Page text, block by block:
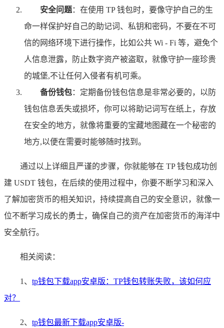
安全问题：在使用 TP 钱包时，要像守护自己的生
命一样保护好自己的助记词、私钥和密码，不要在不可
信的网络环境下进行操作，比如公共 Wi - Fi 等，避免个
人信息泄露，防止数字资产被盗取，就像守护一座珍贵
的城堡,不让任何入侵者有机可乘。
备份钱包：定期备份钱包信息是非常必要的，以防
钱包信息丢失或损坏，你可以将助记词写在纸上，存放
在安全的地方，就像将重要的宝藏地图藏在一个秘密的
地方,以便在需要时能够随时找到。
通过以上详细且严谨的步骤，你就能够在 TP 钱包成功创
建 USDT 钱包，在后续的使用过程中，你要不断学习和深入
了解加密货币的相关知识，持续提高自己的安全意识，就像一
位不断学习成长的勇士，确保自己的资产在加密货币的海洋中
安全航行。
相关阅读：
1、 tp钱包下载app安卓版：TP钱包转账失败，该如何应
对？
2、 tp钱包最新下载app安卓版-